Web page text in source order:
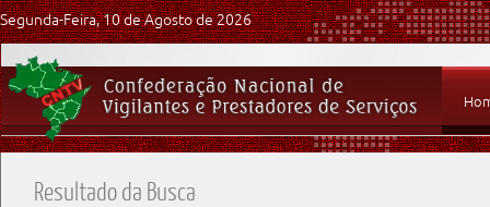
Segunda-Feira, 10 de Agosto de 2026
Resultado da Busca